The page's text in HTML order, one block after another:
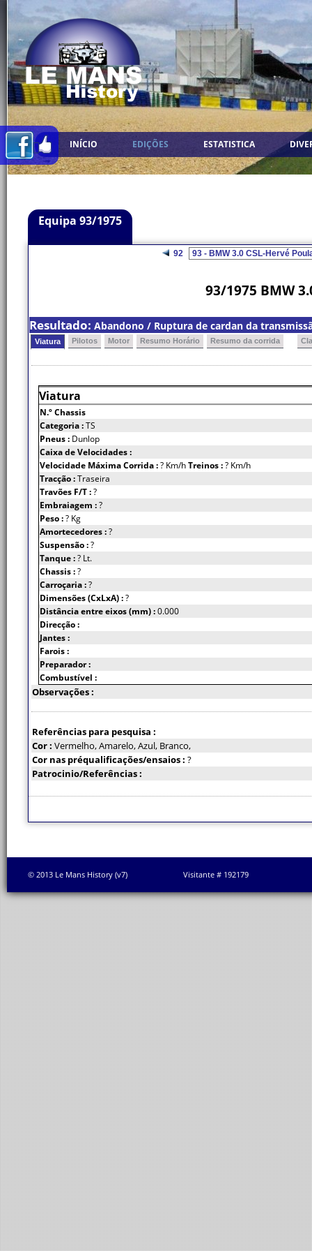
INÍCIO EDIÇÕES ESTATISTICA
Equipa 93/1975
92
93/1975 BMW
Resultado: Abandono / Ruptura de cardan da
Viatura Pilotos Motor Resumo Horário Resumo da corrida
Viatura
N.º Chassis
Categoria :TS
Pneus : Dunlop
Caixa de Velocidades :
Velocidade Máxima Corrida :? Km/hTreinos :? Km/h
Tracção :Traseira
Travões F/T :?
Embraiagem :?
Peso :? Kg
Amortecedores :?
Suspensão :?
Tanque :? Lt.
Chassis :?
Carroçaria :?
Dimensões (CxLxA) :?
Distância entre eixos (mm) :0.000
Direcção :
Jantes :
Farois :
Preparador :
Combustível :
Observações :
Referências para pesquisa :
Cor : Vermelho, Amarelo, Azul, Branco,
Cor nas préqualificações/ensaios : ?
Patrocinio/Referências :
© 2013 Le Mans History (v7) Visitante # 192179